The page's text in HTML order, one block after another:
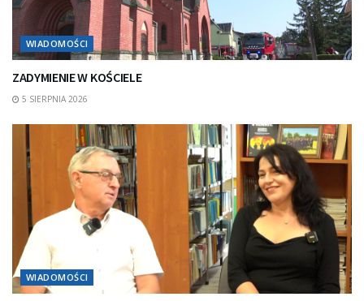
WIADOMOŚCI
ZADYMIENIE W KOŚCIELE
5 SIERPNIA 2026
WIADOMOŚCI